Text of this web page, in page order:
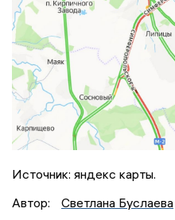
Источник: яндекс карты.
Автор:
Светлана Буслаева